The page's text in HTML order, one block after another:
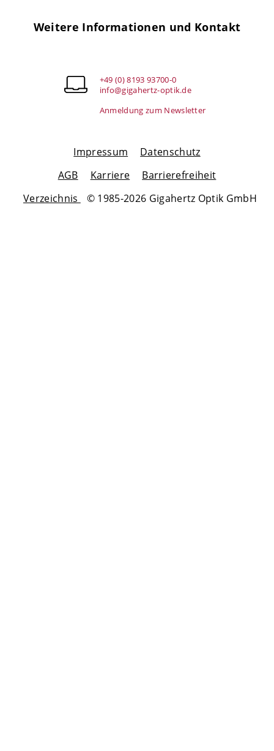
Weitere Informationen und Kontakt
+49 (0) 8193 93700-0
info@gigahertz-optik.de
Anmeldung zum Newsletter
Impressum
Datenschutz
AGB
Karriere
Barrierefreiheit
Verzeichnis
© 1985-2026 Gigahertz Optik GmbH